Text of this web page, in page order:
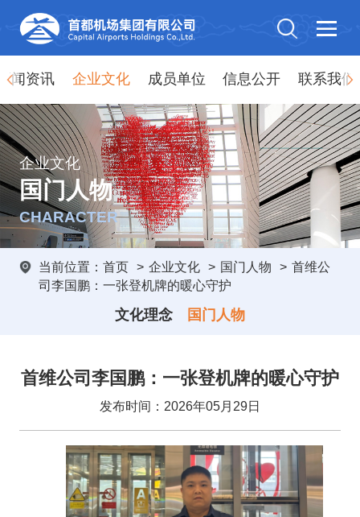
闻资讯 企业文化 成员单位 信息公开 联系我们
企业文化
国门人物
CHARACTER
当前位置： 首页 > 企业文化 > 国门人物 > 首维公
司李国鹏：一张登机牌的暖心守护
文化理念 国门人物
首维公司李国鹏：一张登机牌的暖心守护
发布时间：2026年05月29日